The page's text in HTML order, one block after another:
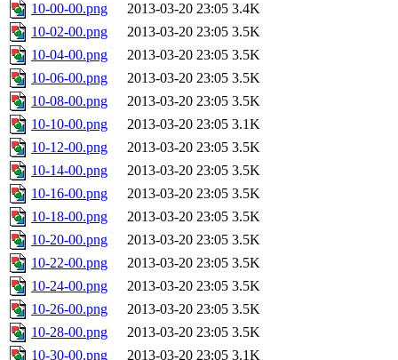
10-00-00.png
2013-03-20 23:05 3.4K
10-02-00.png
2013-03-20 23:05 3.5K
10-04-00.png
2013-03-20 23:05 3.5K
10-06-00.png
2013-03-20 23:05 3.5K
10-08-00.png
2013-03-20 23:05 3.5K
10-10-00.png
2013-03-20 23:05 3.1K
10-12-00.png
2013-03-20 23:05 3.5K
10-14-00.png
2013-03-20 23:05 3.5K
10-16-00.png
2013-03-20 23:05 3.5K
10-18-00.png
2013-03-20 23:05 3.5K
10-20-00.png
2013-03-20 23:05 3.5K
10-22-00.png
2013-03-20 23:05 3.5K
10-24-00.png
2013-03-20 23:05 3.5K
10-26-00.png
2013-03-20 23:05 3.5K
10-28-00.png
2013-03-20 23:05 3.5K
10-30-00.png
2013-03-20 23:05 3.1K